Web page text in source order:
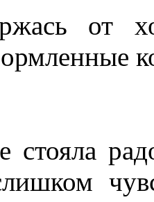
от
стояла